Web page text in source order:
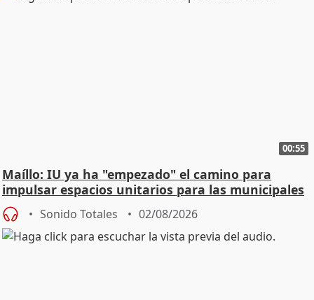
00:55
Maíllo: IU ya ha "empezado" el camino para
impulsar espacios unitarios para las municipales
Sonido Totales 02/08/2026